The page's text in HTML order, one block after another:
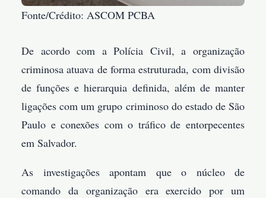
Fonte/Crédito: ASCOM PCBA
De acordo com a Polícia Civil, a organização
criminosa atuava de forma estruturada, com divisão
de funções e hierarquia definida, além de manter
ligações com um grupo criminoso do estado de São
Paulo e conexões com o tráfico de entorpecentes
em Salvador.
As investigações apontam que o núcleo de
comando da organização era exercido por um